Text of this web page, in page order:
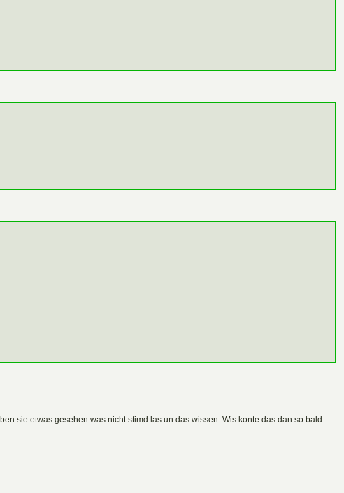
sie etwas gesehen was nicht stimd las un das wissen. Wis konte das dan so bald